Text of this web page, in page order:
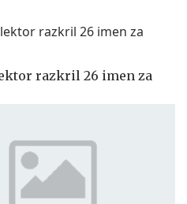
razkril 26 imen za